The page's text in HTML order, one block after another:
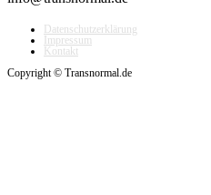
Datenschutzerklärung
Impressum
Kontakt
Copyright © Transnormal.de